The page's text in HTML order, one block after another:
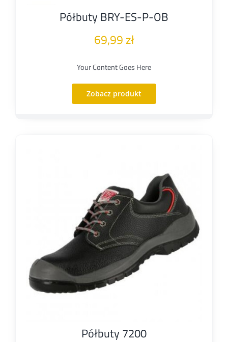
Półbuty BRY-ES-P-OB
69,99zł
Your Content Goes Here
Zobacz produkt
Półbuty 7200